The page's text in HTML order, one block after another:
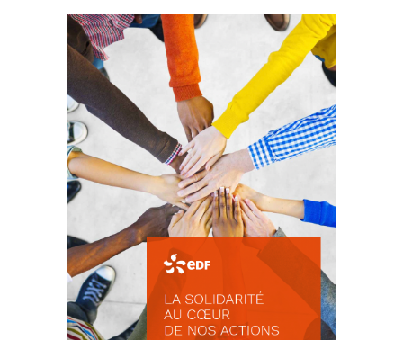
La prévention des conflits
d’intérêts
18 septembre 2023
FEUILLETER